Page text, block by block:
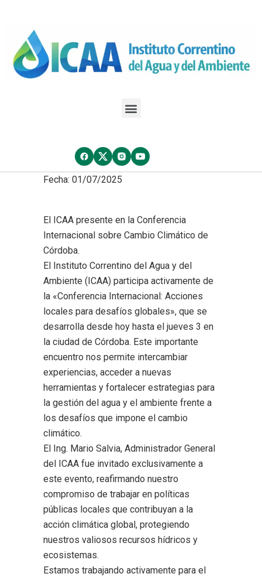
Fecha: 01/07/2025
El ICAA presente en la Conferencia
Internacional sobre Cambio Climático de
Córdoba.
El Instituto Correntino del Agua y del
Ambiente (ICAA) participa activamente de
la «Conferencia Internacional: Acciones
locales para desafíos globales», que se
desarrolla desde hoy hasta el jueves 3 en
la ciudad de Córdoba. Este importante
encuentro nos permite intercambiar
experiencias, acceder a nuevas
herramientas y fortalecer estrategias para
la gestión del agua y el ambiente frente a
los desafíos que impone el cambio
climático.
El Ing. Mario Salvia, Administrador General
del ICAA fue invitado exclusivamente a
este evento, reafirmando nuestro
compromiso de trabajar en políticas
públicas locales que contribuyan a la
acción climática global, protegiendo
nuestros valiosos recursos hídricos y
ecosistemas.
Estamos trabajando activamente para el